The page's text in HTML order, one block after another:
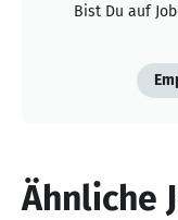
Bist Du auf
Ähnliche